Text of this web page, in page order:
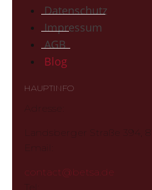
Datenschutz
Impressum
AGB
Blog
HAUPTINFO
Adresse:
Landsberger Straße 394,
Email:
contact@betsa.de
Tel: